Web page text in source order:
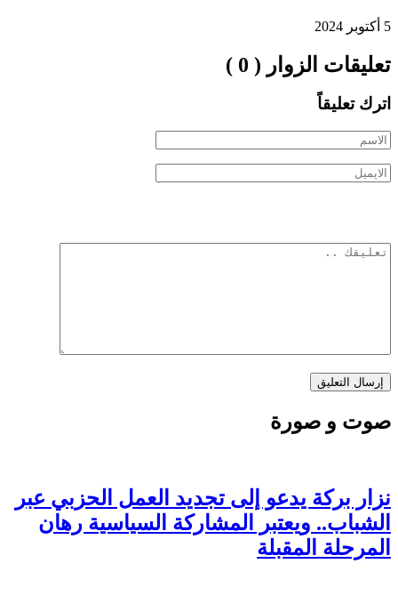
5 أكتوبر 2024
تعليقات الزوار ( 0 )
اترك تعليقاً
صوت و صورة
نزار بركة يدعو إلى تجديد العمل الحزبي عبر
الشباب.. ويعتبر المشاركة السياسية رهان
المرحلة المقبلة